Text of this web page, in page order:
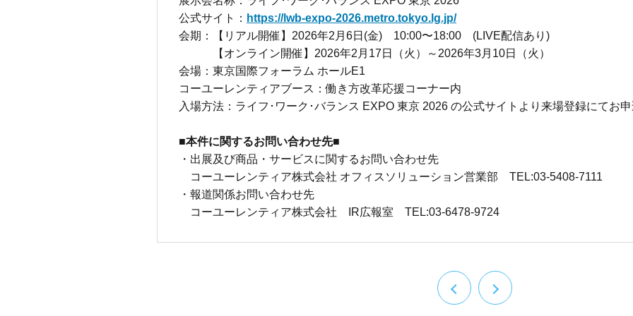
公式サイト： https://lwb-expo-2026.metro.tokyo.lg.jp/
会期：【リアル開催】 2026年2 月 6日 (金) 10:00〜18:00 (LIVE配信あり )
【オンライン開催】 2026年2 月 17 日（火）～ 2026年3月 10日（火）
会場：東京国際フォーラム ホールE1
コーユーレンティアブース：働き方改革応援コーナー内
入場方法：ライフ･ワーク･バランス EXPO 東京 2026 の公式サイトより来場登録にてお
■本件に関するお問い合わせ先■
・出展及び商品・サービスに関するお問い合わせ先
コーユーレンティア株式会社 オフィスソリューション営業部 TEL:03-5408-7111
・報道関係お問い合わせ先
コーユーレンティア株式会社
IR広報室 TEL:03-6478-9724